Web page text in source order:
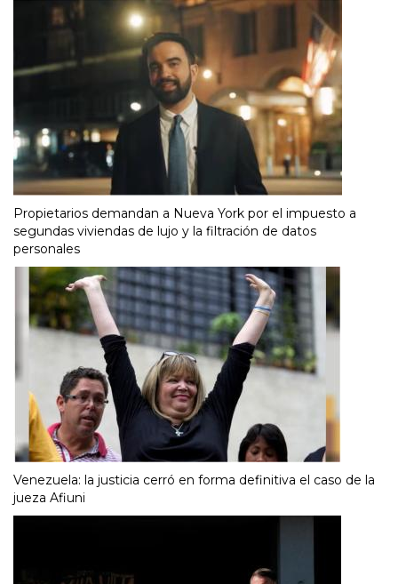
Propietarios demandan a Nueva York por el impuesto a
segundas viviendas de lujo y la filtración de datos
personales
Venezuela: la justicia cerró en forma definitiva el caso de la
jueza Afiuni